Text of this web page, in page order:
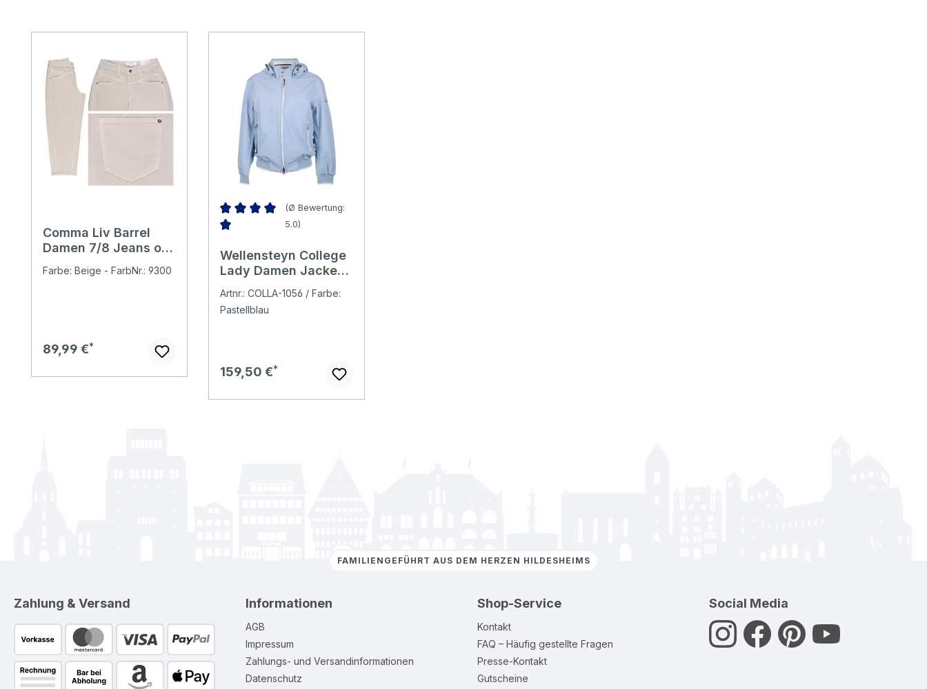
Comma Liv Barrel
Damen 7/8 Jeans oat
Farbe: Beige - FarbNr.: 9300
Regulärer Preis:
89,99 €
(Ø Bewertung:
5.0)
Wellensteyn College
Lady Damen Jacke
air/cocos
Artnr.: COLLA-1056 / Farbe:
Pastellblau
Regulärer Preis:
159,50 €
FAMILIENGEFÜHRT AUS DEM HERZEN HILDESHEIMS
Zahlung & Versand Informationen
AGB
Impressum
Zahlungs- und Versandinformationen
Datenschutz
Shop-Service
Kontakt
FAQ – Häufig gestellte Fragen
Presse-Kontakt
Gutscheine
Social Media